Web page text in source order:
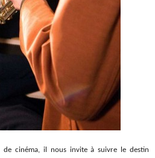
de cinéma, il nous invite à suivre le destin